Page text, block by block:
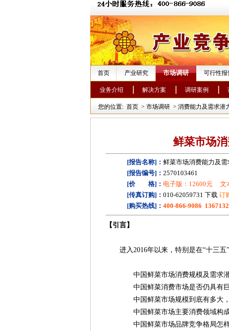
首页 产业研究 市场调研 可行性报
业务介绍 解决方案 调研案例
您的位置: 首页 > 市场调研 > 消费能力及需求潜
鲜菜市场
[报告名称]： 鲜菜市场消费能力及
[报告编号]： 2570103461
[价 格]： 电子版：12600元 文
[传真订购]： 010-62059731 下载 订
[购买热线]： 400-866-9086
【引言】
进入2016年以来，特别是在“十三五”
中国鲜菜市场消费规模及需求潜
中国鲜菜消费市场是否仍具有巨大
中国鲜菜市场规模到底有多大，农
中国鲜菜市场主要消费领域构成及
中国鲜菜市场品牌竞争格局怎样